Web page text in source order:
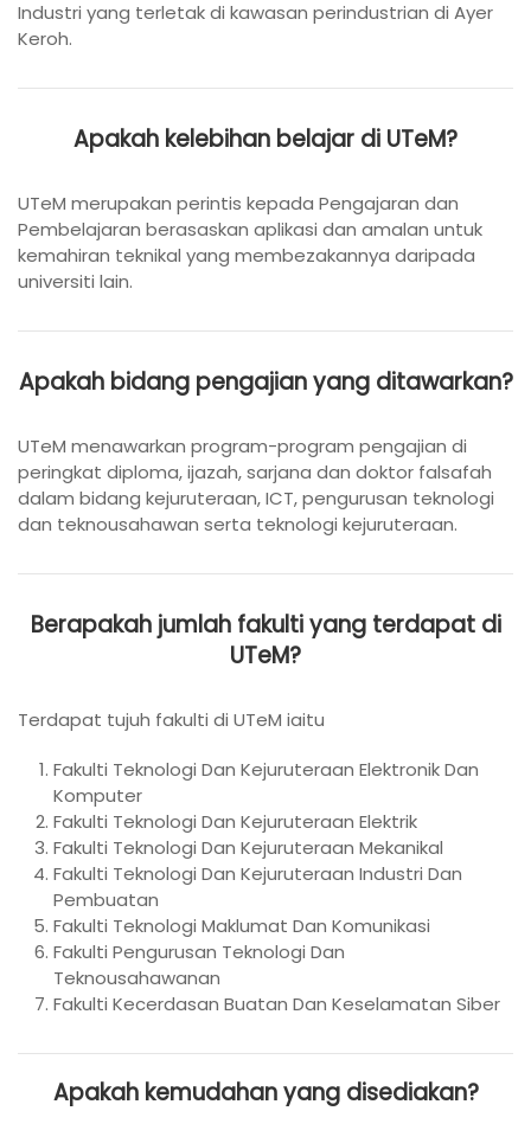
Industri yang terletak di kawasan perindustrian di Ayer
Keroh.
Apakah kelebihan belajar di UTeM?
UTeM merupakan perintis kepada Pengajaran dan
Pembelajaran berasaskan aplikasi dan amalan untuk
kemahiran teknikal yang membezakannya daripada
universiti lain.
Apakah bidang pengajian yang ditawarkan?
UTeM menawarkan program-program pengajian di
peringkat diploma, ijazah, sarjana dan doktor falsafah
dalam bidang kejuruteraan, ICT, pengurusan teknologi
dan teknousahawan serta teknologi kejuruteraan.
Berapakah jumlah fakulti yang terdapat di
UTeM?
Terdapat tujuh fakulti di UTeM iaitu
Fakulti Teknologi Dan Kejuruteraan Elektronik Dan
Komputer
Fakulti Teknologi Dan Kejuruteraan Elektrik
Fakulti Teknologi Dan Kejuruteraan Mekanikal
Fakulti Teknologi Dan Kejuruteraan Industri Dan
Pembuatan
Fakulti Teknologi Maklumat Dan Komunikasi
Fakulti Pengurusan Teknologi Dan
Teknousahawanan
Fakulti Kecerdasan Buatan Dan Keselamatan Siber
Apakah kemudahan yang disediakan?